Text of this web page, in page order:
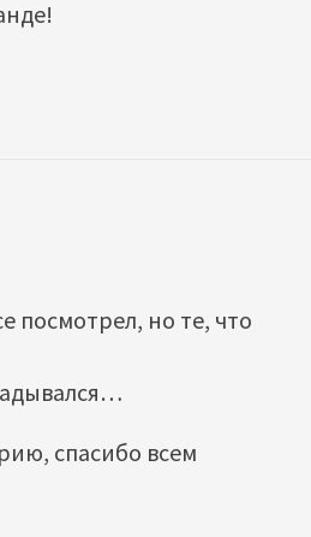
посмотрел, но те, что
спасибо всем